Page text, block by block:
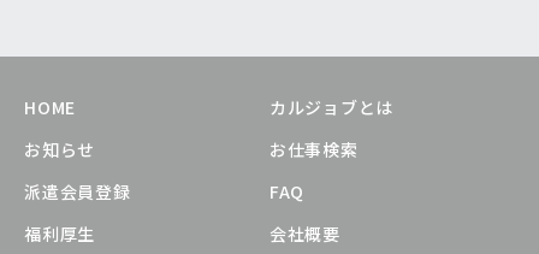
HOME
カルジョブとは
お知らせ
お仕事検索
派遣会員登録
FAQ
福利厚生
会社概要